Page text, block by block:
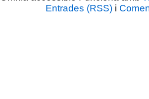
Entrades (RSS) i